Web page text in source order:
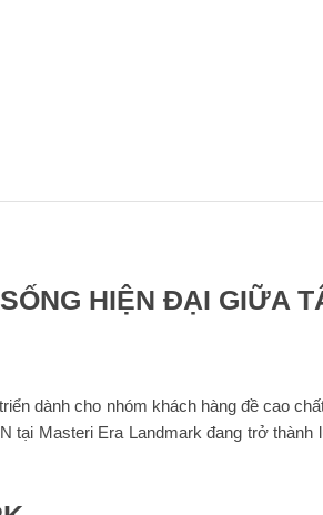
HIỆN ĐẠI GIỮA
dành cho nhóm khách hàng đề cao
tại Masteri Era Landmark đang trở